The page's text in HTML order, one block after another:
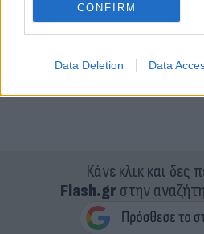
CONFIRM
Data Deletion Data
Κάνε κλικ και δες
Flash.grστην